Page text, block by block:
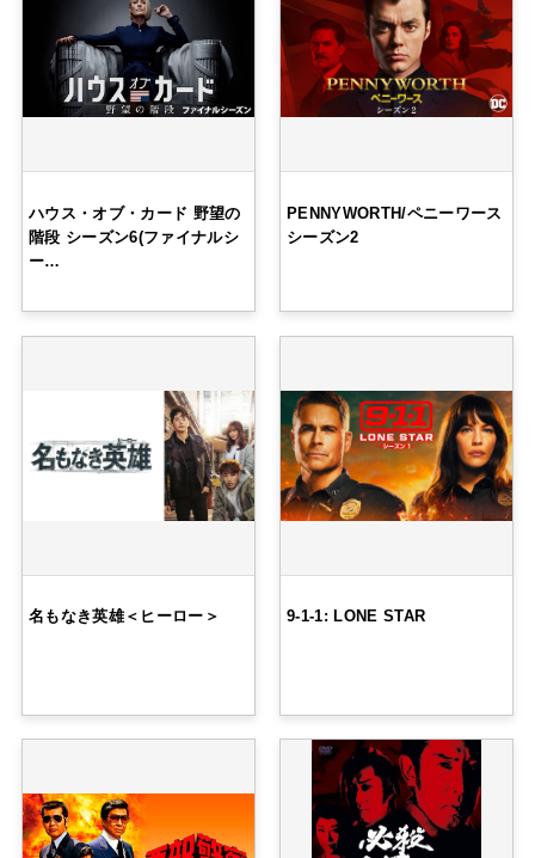
ハウス・オブ・カード 野望の
階段 シーズン6(ファイナルシ
ー…
PENNYWORTH/ペニーワース
シーズン2
名もなき英雄＜ヒーロー＞ 9-1-1: LONE STAR